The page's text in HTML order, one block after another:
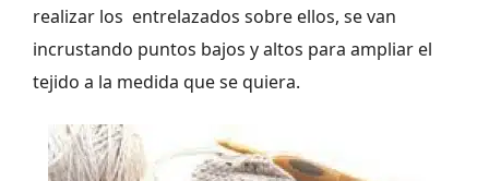
realizar los entrelazados sobre ellos, se van
incrustando puntos bajos y altos para ampliar el
tejido a la medida que se quiera.